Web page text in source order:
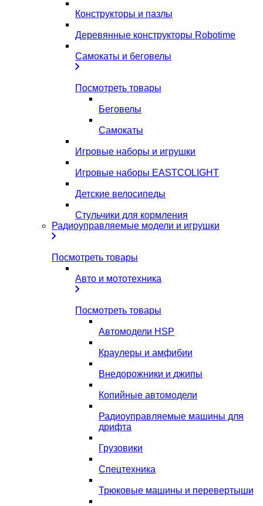
Конструкторы и пазлы
Деревянные конструкторы Robotime
Самокаты и беговелы
Посмотреть товары
Беговелы
Самокаты
Игровые наборы и игрушки
Игровые наборы EASTCOLIGHT
Детские велосипеды
Стульчики для кормления
Радиоуправляемые модели и игрушки
Посмотреть товары
Авто и мототехника
Посмотреть товары
Автомодели HSP
Краулеры и амфибии
Внедорожники и джипы
Копийные автомодели
Радиоуправляемые машины для
дрифта
Грузовики
Спецтехника
Трюковые машины и перевертыши